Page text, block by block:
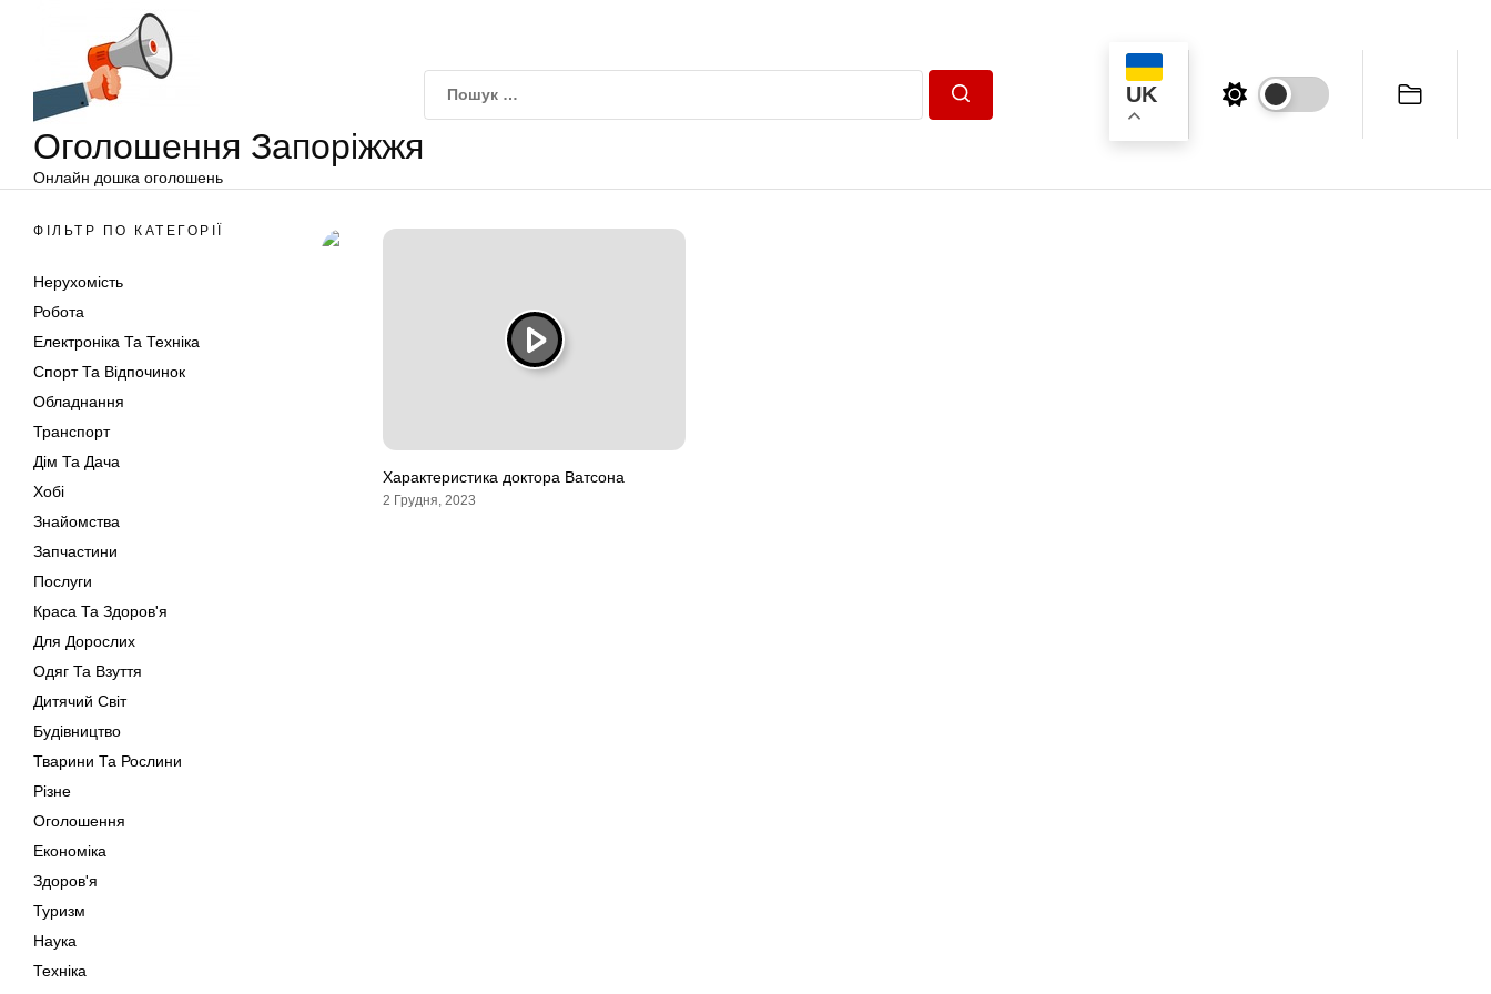
Оголошення Запоріжжя
Онлайн дошка оголошень
UK
ФІЛЬТР ПО КАТЕГОРІЇ
Нерухомість
Робота
Електроніка Та Техніка
Спорт Та Відпочинок
Обладнання
Транспорт
Дім Та Дача
Хобі
Знайомства
Запчастини
Послуги
Краса Та Здоров'я
Для Дорослих
Одяг Та Взуття
Дитячий Світ
Будівництво
Тварини Та Рослини
Різне
Оголошення
Економіка
Здоров'я
Туризм
Наука
Техніка
Характеристика доктора Ватсона
2 Грудня, 2023